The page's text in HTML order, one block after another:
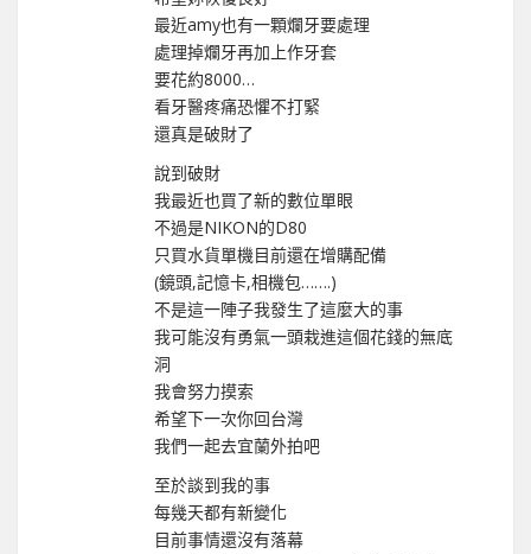
最近amy也有一顆爛牙要處理
處理掉爛牙再加上作牙套
要花約8000…
看牙醫疼痛恐懼不打緊
還真是破財了
說到破財
我最近也買了新的數位單眼
不過是NIKON的D80
只買水貨單機目前還在增購配備
(鏡頭,記憶卡,相機包…….)
不是這一陣子我發生了這麼大的事
我可能沒有勇氣一頭栽進這個花錢的無底
洞
我會努力摸索
希望下一次你回台灣
我們一起去宜蘭外拍吧
至於談到我的事
每幾天都有新變化
目前事情還沒有落幕